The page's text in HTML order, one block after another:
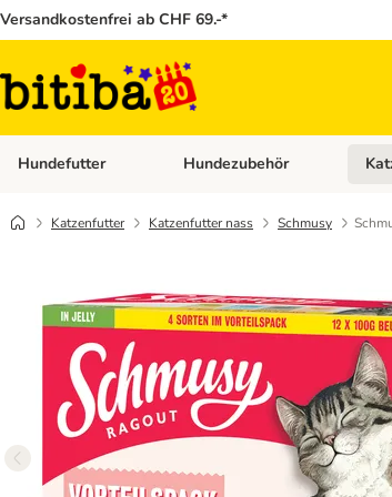
Versandkostenfrei ab CHF 69.-*
Hundefutter Kategorie-Menü öffnen:
Hundezubehör
Katzenfutter Katzenfutter nass Schmusy